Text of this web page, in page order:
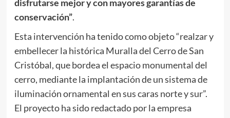
disfrutarse mejor y con mayores garantías de
conservación”.
Esta intervención ha tenido como objeto “realzar y
embellecer la histórica Muralla del Cerro de San
Cristóbal, que bordea el espacio monumental del
cerro, mediante la implantación de un sistema de
iluminación ornamental en sus caras norte y sur”.
El proyecto ha sido redactado por la empresa